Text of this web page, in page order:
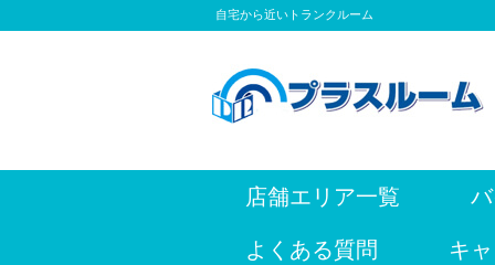
自宅から近いトランクルーム
店舗エリア一覧
よくある質問 キ